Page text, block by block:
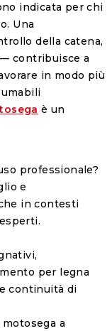
indicata per chi
Una
della catena,
contribuisce a
in modo più
è un
professionale?
e
in contesti
per legna
continuità di
a